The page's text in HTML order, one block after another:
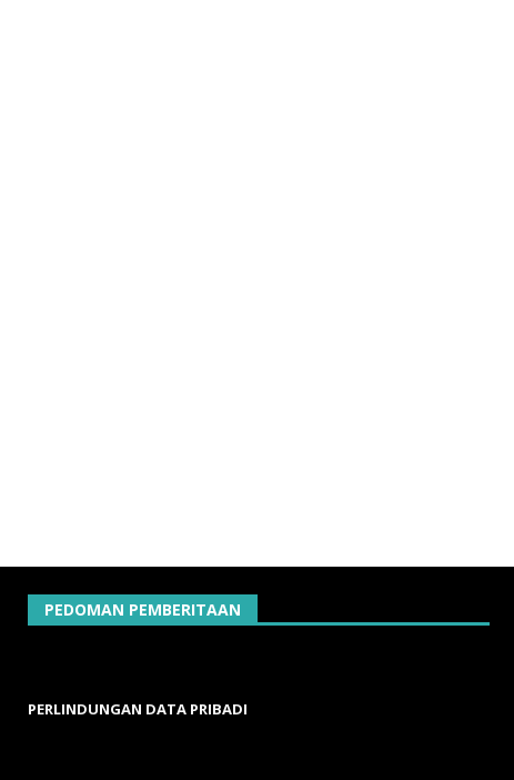
PEDOMAN PEMBERITAAN
PERLINDUNGAN DATA PRIBADI